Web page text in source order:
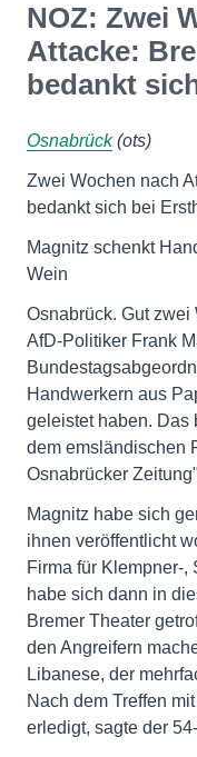
NOZ: Zwei
Attacke:
bedankt
Osnabrück(ots)
Zwei Wochen nach
bedankt sich bei
Magnitz schenkt
Wein
Osnabrück. Gut zwei
AfD-Politiker Frank
Handwerkern aus
geleistet haben. Das
dem emsländischen
Osnabrücker
Magnitz habe sich
ihnen veröffentlicht
Firma für Klempner-,
habe sich dann in
Bremer Theater
den Angreifern
Libanese, der
Nach dem Treffen
erledigt, sagte der